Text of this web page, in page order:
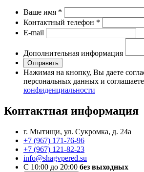
Ваше имя *
Контактный телефон *
Е-mail
Дополнительная информация
Отправить
Нажимая на кнопку, Вы даете
персональных данных и
конфиденциальности
Контактная информация
г. Мытищи, ул. Сукромка, д. 24а
+7 (967) 171-76-96
+7 (967) 121-82-23
info@shagvpered.su
С 10:00 до 20:00 без выходных